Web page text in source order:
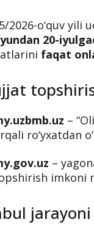
2026-o‘quv yili
20-
faqat
–
ro‘yxatdan
–
imkoni